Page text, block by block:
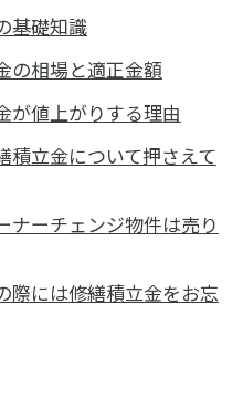
基礎知識
の相場と適正金額
が値上がりする理由
積立金について押さえて
ナーチェンジ物件は売り
際には修繕積立金をお忘